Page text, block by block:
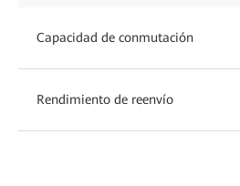
Capacidad de conmutación
Rendimiento de reenvío